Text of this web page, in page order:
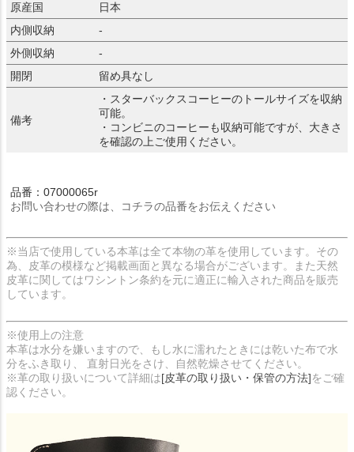
原産国
日本
内側収納
-
外側収納
-
開閉
留め具なし
備考
・スターバックスコーヒーのトールサイズを収納
可能。
・コンビニのコーヒーも収納可能ですが、大きさ
を確認の上ご使用ください。
品番：07000065r
お問い合わせの際は、コチラの品番をお伝えください
※当店で使用している本革は全て本物の革を使用しています。その
為、皮革の模様など掲載画面と異なる場合がございます。また天然
皮革に関してはワシントン条約を元に適正に輸入された商品を販売
しています。
※使用上の注意
本革は水分を嫌いますので、もし水に濡れたときには乾いた布で水
分をふき取り、 直射日光をさけ、自然乾燥させてください。
※革の取り扱いについて詳細は[皮革の取り扱い・保管の方法]をご確
認ください。